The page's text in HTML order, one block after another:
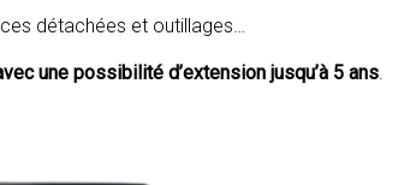
détachées et outillages…
une possibilité d’extension jusqu’à 5 ans.